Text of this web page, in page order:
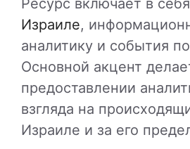
Ресурс включает в себя
Израиле,
аналитику и события
Основной акцент
предоставлении
взгляда на
Израиле и за его